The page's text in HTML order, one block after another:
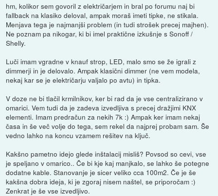
hm, kolikor sem govoril z električarjem in bral po forumu naj bi
fallback na klasiko deloval, ampak moraš imeti tipke, ne stikala.
Menjava tega je najmanjši problem (in tudi strošek precej majhen).
Ne poznam pa nikogar, ki bi imel praktične izkušnje s Sonoff /
Shelly.
Luči imam vgradne v knauf strop, LED, malo smo se že igrali z
dimmerji in je delovalo. Ampak klasični dimmer (ne vem modela,
nekaj kar se je električarju valjalo po avtu) in tipka.
V doze ne bi tlačil krmilnikov, ker bi rad da je vse centralizirano v
omarici. Vem tudi da je zadeva izvedljiva s precej dražjimi KNX
elementi. Imam predračun za nekih 7k :) Ampak ker imam nekaj
časa in še več volje do tega, sem rekel da najprej probam sam. Še
vedno lahko na koncu vzamem rešitev na ključ.
Kakšno pametno idejo glede inštalacij misliš? Povsod so cevi, vse
je speljano v omarico.. Če bi kje kaj manjkalo, se lahko še potegne
dodatne kable. Stanovanje je sicer veliko cca 100m2. Če je še
kakšna dobra ideja, ki je zgoraj nisem naštel, se priporočam :)
Zenkrat je še vse izvedljivo.